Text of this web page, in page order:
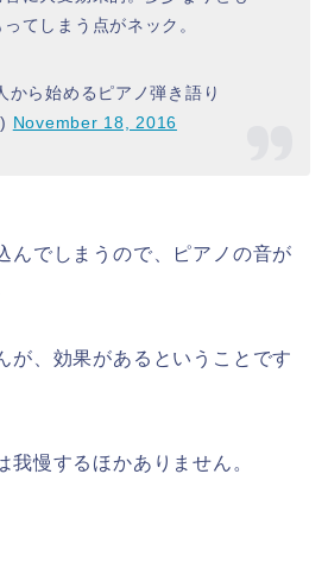
てしまう点がネック。
ら始めるピアノ弾き語り
November 18, 2016
んでしまうので、ピアノの音が
が、効果があるということです
我慢するほかありません。